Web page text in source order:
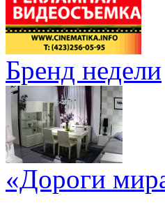
Бренд недели
«Дороги